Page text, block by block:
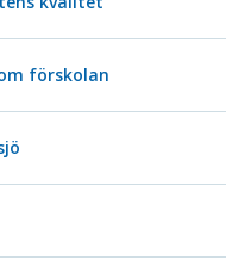
förskolan